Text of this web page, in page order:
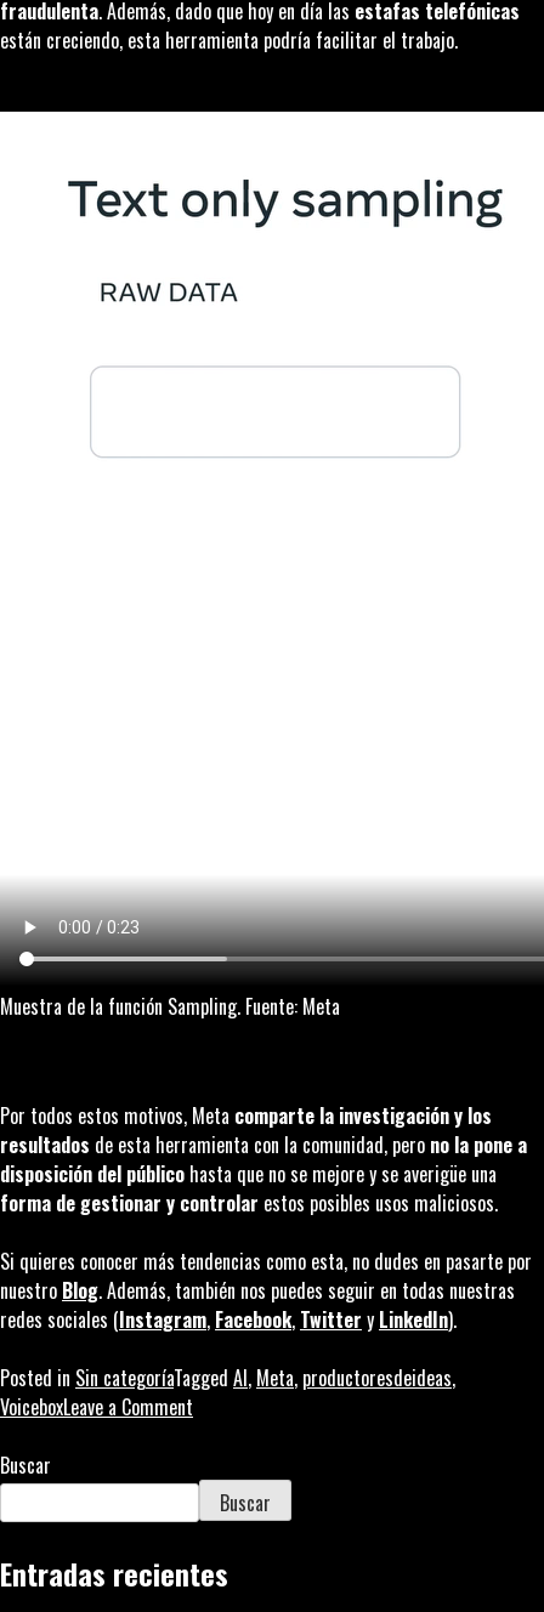
fraudulenta. Además, dado que hoy en día las estafas telefónicas
están creciendo, esta herramienta podría facilitar el trabajo.
Muestra de la función Sampling. Fuente: Meta
Por todos estos motivos, Meta comparte la investigación y los
resultados de esta herramienta con la comunidad, pero no la pone a
disposición del público hasta que no se mejore y se averigüe una
forma de gestionar y controlar estos posibles usos maliciosos.
Si quieres conocer más tendencias como esta, no dudes en pasarte por
nuestro Blog. Además, también nos puedes seguir en todas nuestras
redes sociales (Instagram, Facebook, Twitter y LinkedIn).
Posted in Sin categoríaTagged AI, Meta, productoresdeideas,
VoiceboxLeave a Comment
AI
del
que
Buscar
Buscar
Entradas recientes